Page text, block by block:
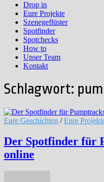
Drop in
Eure Projekte
Szenegeflüster
Spotfinder
Spotchecks
How to
Unser Team
Kontakt
Schlagwort:
Eure Geschichten /Eure
Der Spotfinder für
online